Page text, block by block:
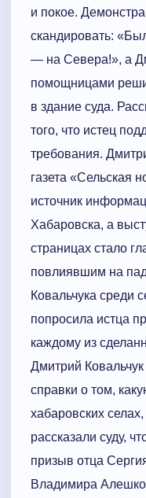
и покое.
скандировать:
— на Севера!», а
помощницами
в здание суда.
того, что истец
требования.
газета «Сельская
источник
Хабаровска, а
страницах стало
повлиявшим на
Ковальчука среди
попросила истца
каждому из
Дмитрий
справки о том,
хабаровских
рассказали суду,
призыв отца
Владимира